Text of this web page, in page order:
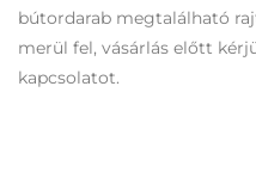
bútordarab megtalálható
merül fel, vásárlás előtt
kapcsolatot.